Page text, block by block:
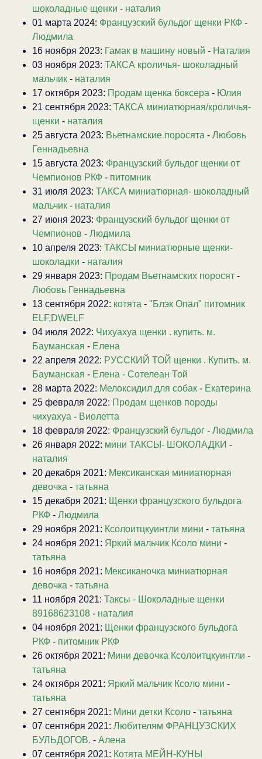
шоколадные щенки - наталия
01 марта 2024: Французский бульдог щенки РКФ -
Людмила
16 ноября 2023: Гамак в машину новый - Наталия
03 ноября 2023: ТАКСА кроличья- шоколадный
мальчик - наталия
17 октября 2023: Продам щенка боксера - Юлия
21 сентября 2023: ТАКСА миниатюрная/кроличья-
щенки - наталия
25 августа 2023: Вьетнамские поросята - Любовь
Геннадьевна
15 августа 2023: Французский бульдог щенки от
Чемпионов РКФ - питомник
31 июля 2023: ТАКСА миниатюрная- шоколадный
мальчик - наталия
27 июня 2023: Французский бульдог щенки от
Чемпионов - Людмила
10 апреля 2023: ТАКСЫ миниатюрные щенки-
шоколадки - наталия
29 января 2023: Продам Вьетнамских поросят -
Любовь Геннадьевна
13 сентября 2022: котята - "Блэк Опал" питомник
ELF,DWELF
04 июля 2022: Чихуахуа щенки . купить. м.
Бауманская - Елена
22 апреля 2022: РУССКИЙ ТОЙ щенки . Купить. м.
Бауманская - Елена - Сотелеан Той
28 марта 2022: Мелоксидил для собак - Екатерина
25 февраля 2022: Продам щенков породы
чихуахуа - Виолетта
18 февраля 2022: Французский бульдог - Людмила
26 января 2022: мини ТАКСЫ- ШОКОЛАДКИ -
наталия
20 декабря 2021: Мексиканская миниатюрная
девочка - татьяна
15 декабря 2021: Щенки французского бульдога
РКФ - Людмила
29 ноября 2021: Ксолоитцкуинтли мини - татьяна
24 ноября 2021: Яркий мальчик Ксоло мини -
татьяна
16 ноября 2021: Мексиканочка миниатюрная
девочка - татьяна
11 ноября 2021: Таксы - Шоколадные щенки
89168623108 - наталия
04 ноября 2021: Щенки французского бульдога
РКФ - питомник РКФ
26 октября 2021: Мини девочка Ксолоитцкуинтли -
татьяна
24 октября 2021: Яркий мальчик Ксоло мини -
татьяна
27 сентября 2021: Мини детки Ксоло - татьяна
07 сентября 2021: Любителям ФРАНЦУЗСКИХ
БУЛЬДОГОВ. - Алена
07 сентября 2021: Котята МЕЙН-КУНЫ